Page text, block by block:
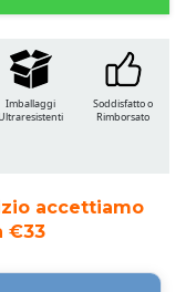
accettiamo
€33
Imballaggi
Soddisfatto o
Rimborsato